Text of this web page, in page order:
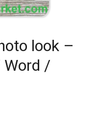
look –
Word /